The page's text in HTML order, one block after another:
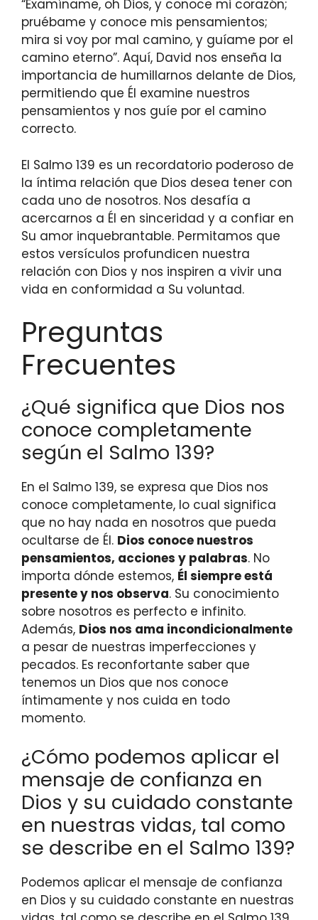
“Examíname, oh Dios, y conoce mi corazón;
pruébame y conoce mis pensamientos;
mira si voy por mal camino, y guíame por el
camino eterno”. Aquí, David nos enseña la
importancia de humillarnos delante de Dios,
permitiendo que Él examine nuestros
pensamientos y nos guíe por el camino
correcto.
El Salmo 139 es un recordatorio poderoso de
la íntima relación que Dios desea tener con
cada uno de nosotros. Nos desafía a
acercarnos a Él en sinceridad y a confiar en
Su amor inquebrantable. Permitamos que
estos versículos profundicen nuestra
relación con Dios y nos inspiren a vivir una
vida en conformidad a Su voluntad.
Preguntas
Frecuentes
¿Qué significa que Dios nos
conoce completamente
según el Salmo 139?
En el Salmo 139, se expresa que Dios nos
conoce completamente, lo cual significa
que no hay nada en nosotros que pueda
ocultarse de Él. Dios conoce nuestros
pensamientos, acciones y palabras. No
importa dónde estemos, Él siempre está
presente y nos observa. Su conocimiento
sobre nosotros es perfecto e infinito.
Además, Dios nos ama incondicionalmente
a pesar de nuestras imperfecciones y
pecados. Es reconfortante saber que
tenemos un Dios que nos conoce
íntimamente y nos cuida en todo
momento.
¿Cómo podemos aplicar el
mensaje de confianza en
Dios y su cuidado constante
en nuestras vidas, tal como
se describe en el Salmo 139?
Podemos aplicar el mensaje de confianza
en Dios y su cuidado constante en nuestras